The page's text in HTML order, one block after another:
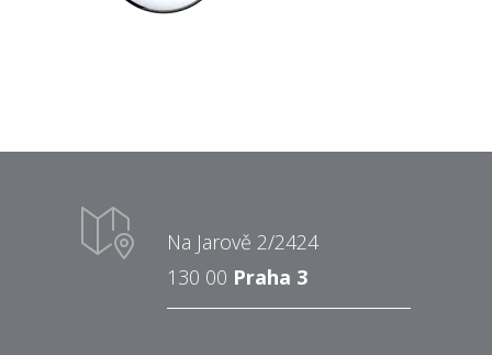
Na Jarově 2/2424
130 00 Praha 3